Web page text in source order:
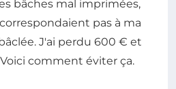
bâches mal imprimées,
pas à ma
J'ai perdu 600 € et
comment éviter ça.